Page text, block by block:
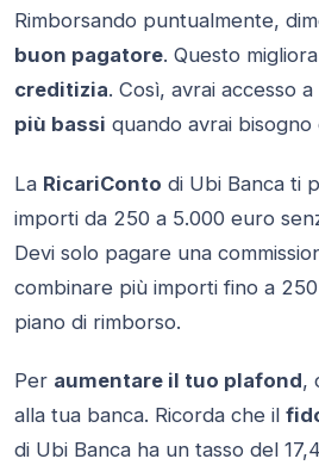
Rimborsando puntualmente,
buon pagatore. Questo
creditizia. Così, avrai accesso a
più bassi quando avrai bisogno
La RicariConto di Ubi Banca ti
importi da 250 a 5.000 euro
Devi solo pagare una
combinare più importi fino a
piano di rimborso.
Per aumentare il tuo plafond,
alla tua banca. Ricorda che il
di Ubi Banca ha un tasso del